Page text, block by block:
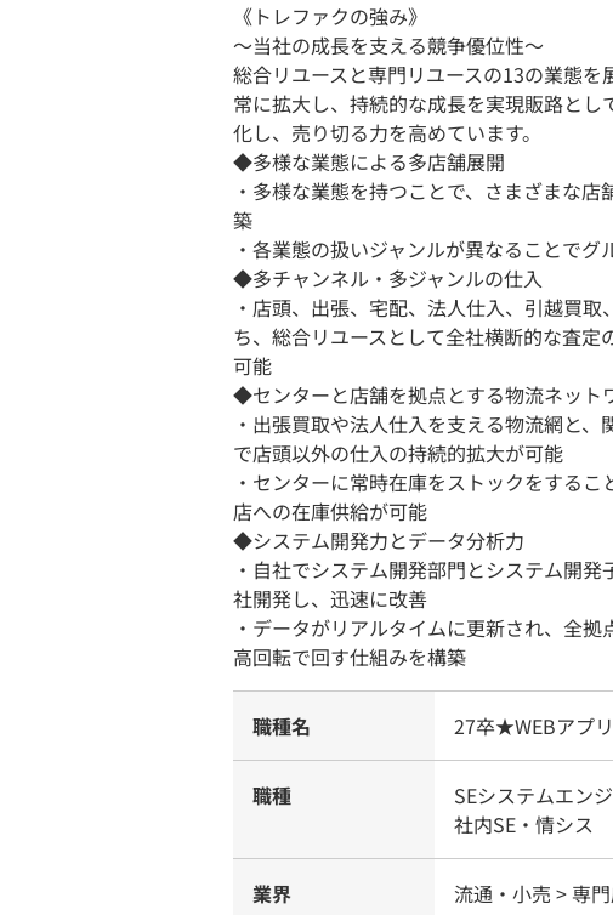
《トレファクの強み》
〜当社の成長を支える競争優位性〜
総合リユースと専門リユースの13の業態
常に拡大し、持続的な成長を実現販路と
化し、売り切る力を高めています。
◆多様な業態による多店舗展開
・多様な業態を持つことで、さまざまな
築
・各業態の扱いジャンルが異なることで
◆多チャンネル・多ジャンルの仕入
・店頭、出張、宅配、法人仕入、引越買
ち、総合リユースとして全社横断的な査
可能
◆センターと店舗を拠点とする物流ネット
・出張買取や法人仕入を支える物流網と
で店頭以外の仕入の持続的拡大が可能
・センターに常時在庫をストックをする
店への在庫供給が可能
◆システム開発力とデータ分析力
・自社でシステム開発部門とシステム開
社開発し、迅速に改善
・データがリアルタイムに更新され、全
高回転で回す仕組みを構築
職種名 27卒★WEBアプ
職種
SEシステムエン
社内SE・情シス
業界 流通・小売 > 専